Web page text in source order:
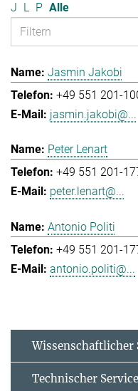
J L P Alle
Jasmin Jakobi
+49 551 201-
jasmin.jakobi@...
Peter Lenart
+49 551 201-
peter.lenart@...
Antonio Politi
+49 551 201-
antonio.politi@...
Wissenschaftlicher
Technischer Service